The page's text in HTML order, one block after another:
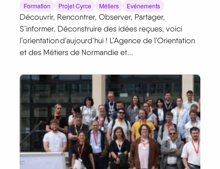
Formation Projet Cyrce Métiers Evénements
Découvrir, Rencontrer, Observer, Partager,
S’informer, Déconstruire des idées reçues, voici
l’orientation d’aujourd’hui ! L’Agence de l’Orientation
et des Métiers de Normandie et...